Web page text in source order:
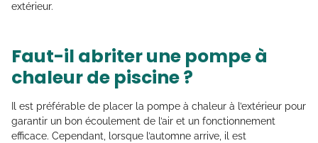
extérieur.
Faut-il abriter une pompe à
chaleur de piscine ?
Il est préférable de placer la pompe à chaleur à l’extérieur pour
garantir un bon écoulement de l’air et un fonctionnement
efficace. Cependant, lorsque l’automne arrive, il est